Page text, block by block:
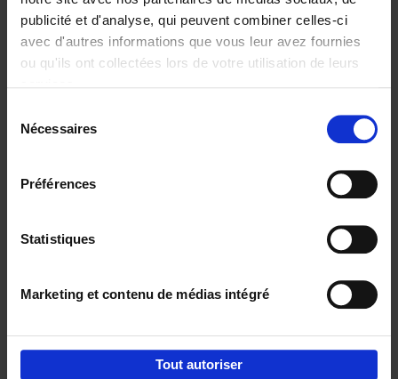
publicité et d'analyse, qui peuvent combiner celles-ci
avec d'autres informations que vous leur avez fournies
ou qu'ils ont collectées lors de votre utilisation de leurs
Nécessaires
Préférences
Statistiques
Marketing et contenu de médias intégré
Tout autoriser
€29,99
Digital marketing like a PRO -
completely revised edition (EN)